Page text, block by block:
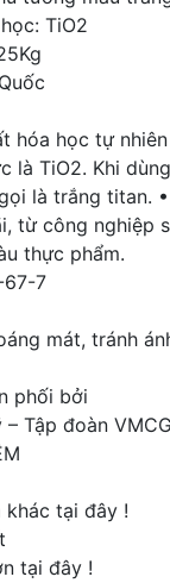
TiO2
hóa học tự
là TiO2. Khi
là trắng titan.
từ công nghiệp
thực phẩm.
67-7
mát, tránh
phối bởi
Tập đoàn
khác tại đây !
tại đây !